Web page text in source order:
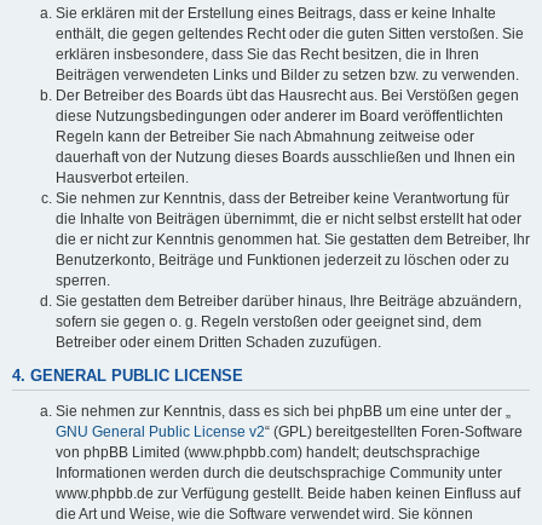
Sie erklären mit der Erstellung eines Beitrags, dass er keine Inhalte
enthält, die gegen geltendes Recht oder die guten Sitten verstoßen. Sie
erklären insbesondere, dass Sie das Recht besitzen, die in Ihren
Beiträgen verwendeten Links und Bilder zu setzen bzw. zu verwenden.
Der Betreiber des Boards übt das Hausrecht aus. Bei Verstößen gegen
diese Nutzungsbedingungen oder anderer im Board veröffentlichten
Regeln kann der Betreiber Sie nach Abmahnung zeitweise oder
dauerhaft von der Nutzung dieses Boards ausschließen und Ihnen ein
Hausverbot erteilen.
Sie nehmen zur Kenntnis, dass der Betreiber keine Verantwortung für
die Inhalte von Beiträgen übernimmt, die er nicht selbst erstellt hat oder
die er nicht zur Kenntnis genommen hat. Sie gestatten dem Betreiber, Ihr
Benutzerkonto, Beiträge und Funktionen jederzeit zu löschen oder zu
sperren.
Sie gestatten dem Betreiber darüber hinaus, Ihre Beiträge abzuändern,
sofern sie gegen o. g. Regeln verstoßen oder geeignet sind, dem
Betreiber oder einem Dritten Schaden zuzufügen.
4. GENERAL PUBLIC LICENSE
Sie nehmen zur Kenntnis, dass es sich bei phpBB um eine unter der „
GNU General Public License v2“ (GPL) bereitgestellten Foren-Software
von phpBB Limited (www.phpbb.com) handelt; deutschsprachige
Informationen werden durch die deutschsprachige Community unter
www.phpbb.de zur Verfügung gestellt. Beide haben keinen Einfluss auf
die Art und Weise, wie die Software verwendet wird. Sie können